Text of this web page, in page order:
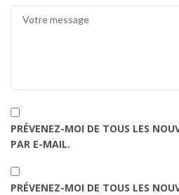
PRÉVENEZ-MOI DE TOUS LES
PAR E-MAIL.
PRÉVENEZ-MOI DE TOUS LES